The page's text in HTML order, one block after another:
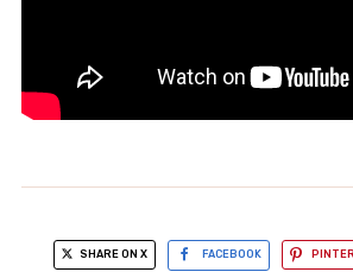
SHARE ON X FACEBOOK